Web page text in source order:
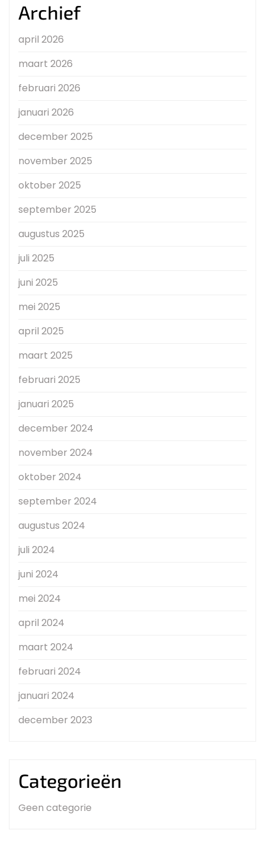
Archief
april 2026
maart 2026
februari 2026
januari 2026
december 2025
november 2025
oktober 2025
september 2025
augustus 2025
juli 2025
juni 2025
mei 2025
april 2025
maart 2025
februari 2025
januari 2025
december 2024
november 2024
oktober 2024
september 2024
augustus 2024
juli 2024
juni 2024
mei 2024
april 2024
maart 2024
februari 2024
januari 2024
december 2023
Categorieën
Geen categorie